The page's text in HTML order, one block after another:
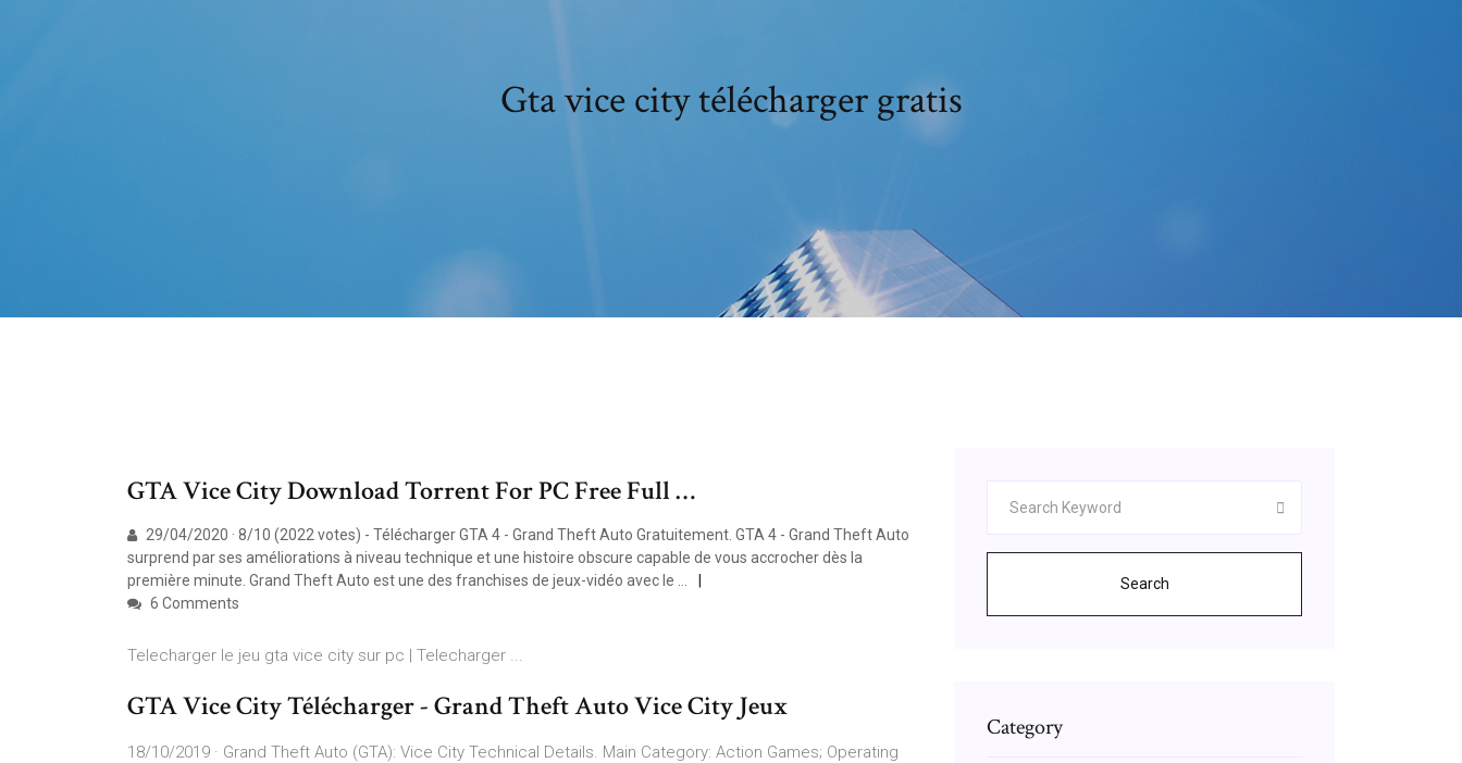
Gta vice city télécharger gratis
GTA Vice City Download Torrent For PC Free Full …
29/04/2020 · 8/10 (2022 votes) - Télécharger GTA 4 - Grand Theft Auto Gratuitement. GTA 4 - Grand Theft Auto
surprend par ses améliorations à niveau technique et une histoire obscure capable de vous accrocher dès la
première minute. Grand Theft Auto est une des franchises de jeux-vidéo avec le …
6 Comments
Telecharger le jeu gta vice city sur pc | Telecharger ...
GTA Vice City Télécharger - Grand Theft Auto Vice City Jeux
18/10/2019 · Grand Theft Auto (GTA): Vice City Technical Details. Main Category: Action Games; Operating
Search
Category